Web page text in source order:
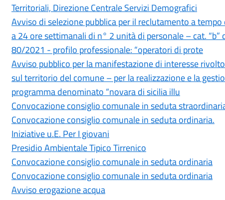
Territoriali, Direzione Centrale Servizi Demografici
Avviso di selezione pubblica per il reclutamento a
a 24 ore settimanali di n° 2 unità di personale – cat.
80/2021 - profilo professionale: “operatori di prote
Avviso pubblico per la manifestazione di interesse
sul territorio del comune – per la realizzazione e la
programma denominato “novara di sicilia illu
Convocazione consiglio comunale in seduta
Convocazione consiglio comunale in seduta ordinaria.
Iniziative u.E. Per I giovani
Presidio Ambientale Tipico Tirrenico
Convocazione consiglio comunale in seduta ordinaria
Convocazione consiglio comunale in seduta ordinaria
Avviso erogazione acqua